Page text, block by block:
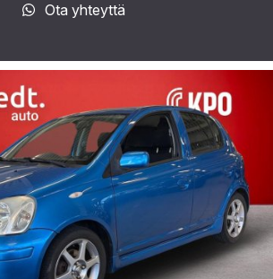
Ota yhteyttä